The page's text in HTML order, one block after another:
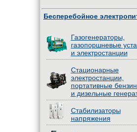
Бесперебойное
Газогенераторы,
газопоршневые
и электростанции
Стационарные
электростанции,
портативные
и дизельные
Стабилизаторы
напряжения